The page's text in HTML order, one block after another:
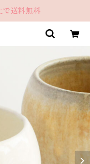
で送料無料